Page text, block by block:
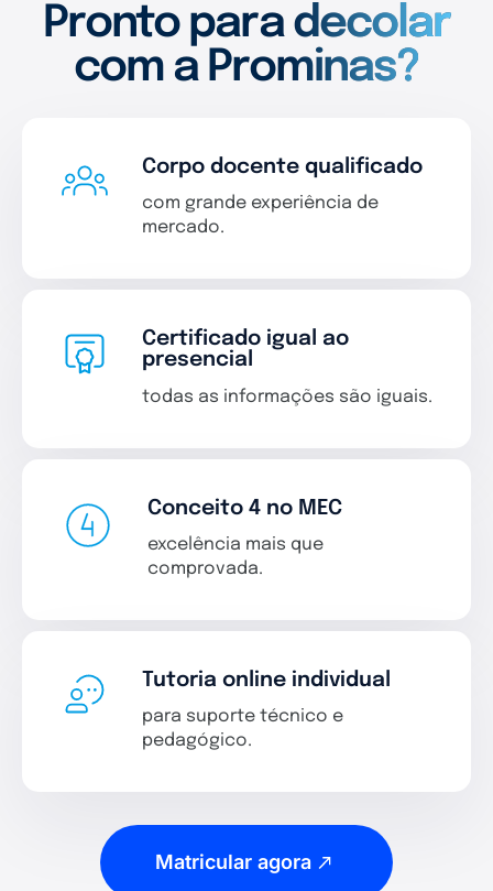
Pronto para decolar
com a Prominas?
Corpo docente qualificado
com grande experiência de
mercado.
Certificado igual ao
presencial
todas as informações são iguais.
Conceito 4 no MEC
excelência mais que
comprovada.
Tutoria online individual
para suporte técnico e
pedagógico.
Matricular agora